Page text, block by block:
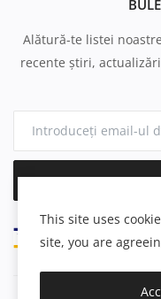
Alătură-te listei
recente știri,
This site uses
site, you are